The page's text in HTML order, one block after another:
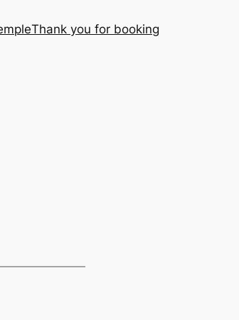
Thank you for booking